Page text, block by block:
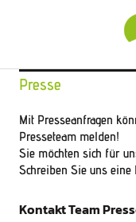
Presse
Mit Presseanfragen
Presseteam melden!
Sie möchten sich für
Schreiben Sie uns eine
Kontakt Team